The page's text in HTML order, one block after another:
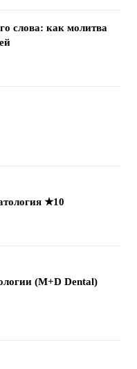
слова: как молитва
★10
(M+D Dental)